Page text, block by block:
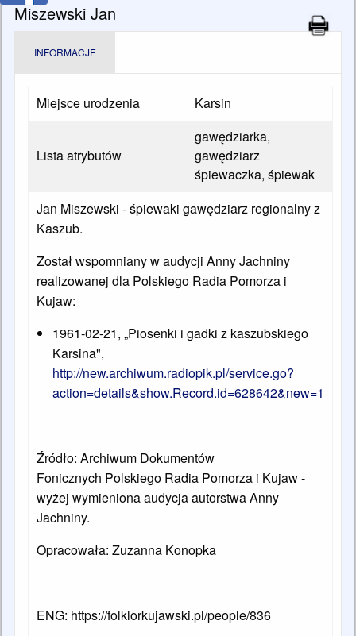
Miszewski Jan
INFORMACJE
Miejsce urodzenia Karsin
Lista atrybutów
gawędziarka,
gawędziarz
śpiewaczka, śpiewak
Jan Miszewski - śpiewaki gawędziarz regionalny z
Kaszub.
Został wspomniany w audycji Anny Jachniny
realizowanej dla Polskiego Radia Pomorza i
Kujaw:
1961-02-21, „Piosenki i gadki z kaszubskiego
Karsina",
http://new.archiwum.radiopik.pl/service.go?
action=details&show.Record.id=628642&new=1
Źródło: Archiwum Dokumentów
Fonicznych Polskiego Radia Pomorza i Kujaw -
wyżej wymieniona audycja autorstwa Anny
Jachniny.
Opracowała: Zuzanna Konopka
ENG: https://folklorkujawski.pl/people/836